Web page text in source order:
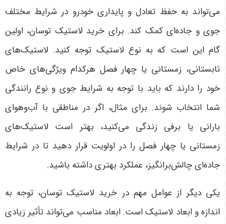
می‌تواند به حفظ تعادل و پایداری خودرو در شرایط مختلف
جوی و جاده‌ای کمک کند. برای خرید لاستیک توسان، اولین
گام این است که به نوع لاستیک توجه کنید. لاستیک‌های
تابستانی، زمستانی یا چهار فصل هرکدام ویژگی‌های خاص
خود را دارند که باید با توجه به شرایط جوی و نوع رانندگی
شما انتخاب شوند. برای مثال، اگر در مناطقی با آب‌وهوای
بارانی یا برفی زندگی می‌کنید، بهتر است لاستیک‌های
زمستانی یا چهار فصل را در اولویت قرار دهید تا در شرایط
جاده‌ای چالش‌برانگیز، عملکرد بهتری داشته باشید.
یکی دیگر از عوامل مهم در خرید لاستیک توسان، توجه به
اندازه و ابعاد لاستیک است. ابعاد مناسب می‌تواند تأثیر زیادی